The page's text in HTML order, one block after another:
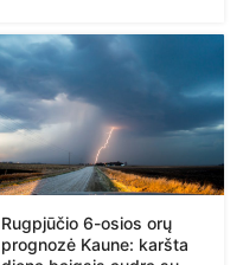
Rugpjūčio 6-osios orų
prognozė Kaune: karšta